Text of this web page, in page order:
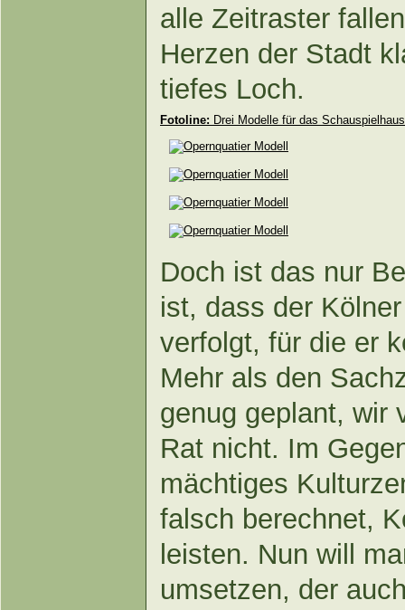
alle Zeitraster
Herzen der Stadt
tiefes Loch.
Fotoline: Drei Modelle für das
Doch ist das nur
ist, dass der
verfolgt, für die er
Mehr als den
genug geplant, wir
Rat nicht. Im
mächtiges
falsch berechnet,
leisten. Nun will
umsetzen, der